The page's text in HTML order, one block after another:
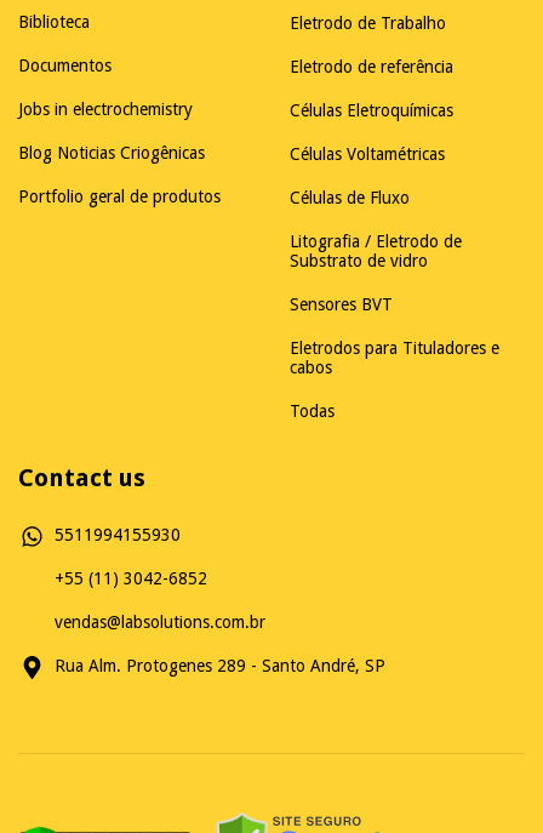
Biblioteca
Documentos
Jobs in electrochemistry
Blog Noticias Criogênicas
Portfolio geral de produtos
Eletrodo de Trabalho
Eletrodo de referência
Células Eletroquímicas
Células Voltamétricas
Células de Fluxo
Litografia / Eletrodo de
Substrato de vidro
Sensores BVT
Eletrodos para Tituladores e
cabos
Todas
Contact us
5511994155930
+55 (11) 3042-6852
vendas@labsolutions.com.br
Rua Alm. Protogenes 289 - Santo André, SP